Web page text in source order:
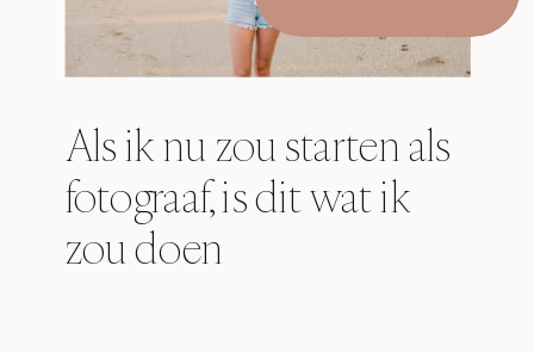
Als ik nu zou starten als
fotograaf, is dit wat ik
zou doen